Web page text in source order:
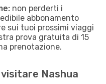
non perderti i
abbonamento
sui tuoi prossimi viaggi
prova gratuita di 15
prenotazione.
Nashua